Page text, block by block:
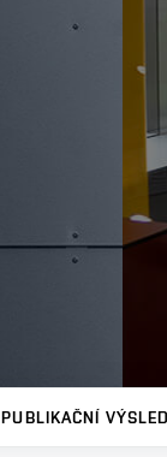
PUBLIKAČNÍ